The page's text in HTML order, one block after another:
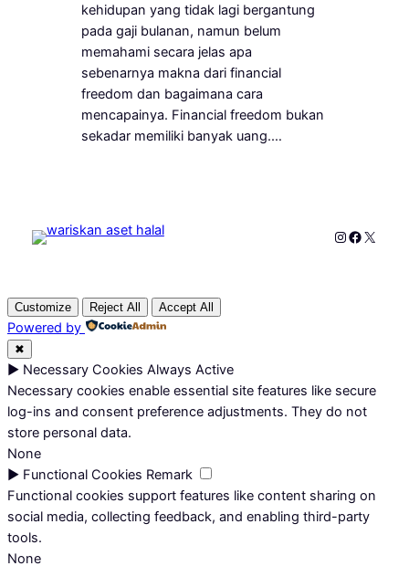
kehidupan yang tidak lagi bergantung
pada gaji bulanan, namun belum
memahami secara jelas apa
sebenarnya makna dari financial
freedom dan bagaimana cara
mencapainya. Financial freedom bukan
sekadar memiliki banyak uang.…
Instagram
X
Customize Reject All Accept All
Powered by
✖
► Necessary Cookies Always Active
Necessary cookies enable essential site features like secure
log-ins and consent preference adjustments. They do not
store personal data.
None
► Functional Cookies Remark
Functional cookies support features like content sharing on
social media, collecting feedback, and enabling third-party
tools.
None